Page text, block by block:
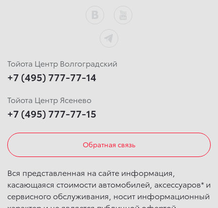
Тойота Центр Волгоградский
+7 (495) 777-77-14
Тойота Центр Ясенево
+7 (495) 777-77-15
Обратная связь
Вся представленная на сайте информация,
касающаяся стоимости автомобилей, аксессуаров* и
сервисного обслуживания, носит информационный